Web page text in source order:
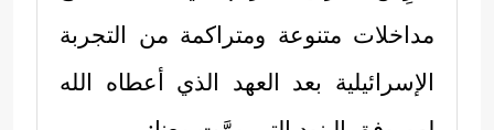
مداخلات متنوعة ومتراكمة من التجربة
الإسرائيلية بعد العهد الذي أعطاه الله